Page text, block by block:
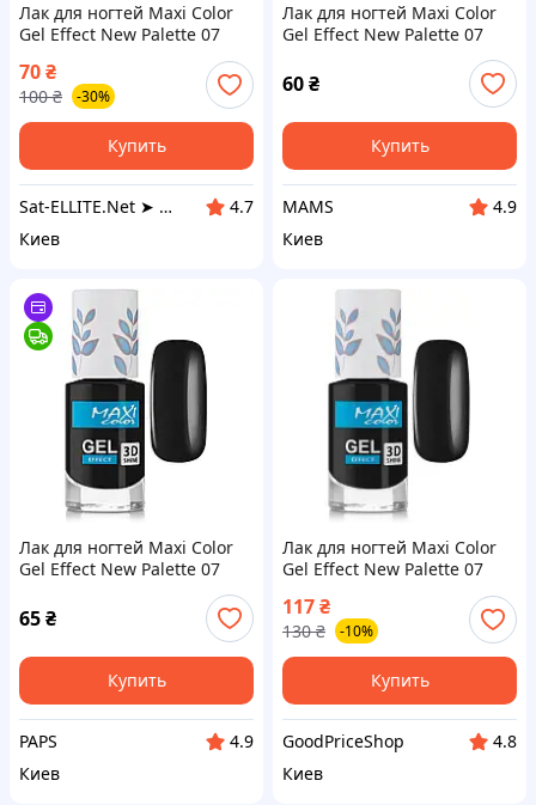
Лак для ногтей Maxi Color
Gel Effect New Palette 07
70₴
100 ₴ -30%
Купить
Sat-ELLITE.Net ➤ ИНТЕРНЕТ-СУПЕРМАРКЕТ
4.7
Киев
Лак для ногтей Maxi Color
Gel Effect New Palette 07
(4823077509681) (g365384)
60₴
Купить
MAMS
4.9
Киев
Лак для ногтей Maxi Color
Gel Effect New Palette 07
65₴
Купить
PAPS
4.9
Киев
Лак для ногтей Maxi Color
Gel Effect New Palette 07
117₴
130 ₴ -10%
Купить
GoodPriceShop
4.8
Киев